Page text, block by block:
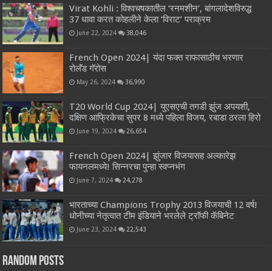
Virat Kohli : विश्वचषकातील ‘रनमशीन’, बांगलादेशविरुद्ध
37 धावा करत कोहलीने केला ‘विराट’ पराक्रम
June 22, 2024 38,046
French Open 2024| यंदा फक्त राफासाठीच भरणार
रोलॅंड गॅरोस
May 26, 2024 36,990
T20 World Cup 2024| युएसएची तगडी झुंज अपयशी,
दक्षिण आफ्रिकेचा सुपर 8 मध्ये पहिला विजय, रबाडा ठरला हिरो
June 19, 2024 26,654
French Open 2024| झुंजार विजयासह अल्कारेझ
फायनलमध्ये! सिन्नरचा पुन्हा स्वप्नभंग
June 7, 2024 24,278
भारताच्या Champions Trophy 2013 विजयाची 12 वर्ष!
धोनीच्या नेतृत्वात टीम इंडियाने भरलेले ट्रॉफी कॅबिनेट
June 23, 2024 22,543
Random Posts